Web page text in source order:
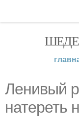
Ленивый
натереть